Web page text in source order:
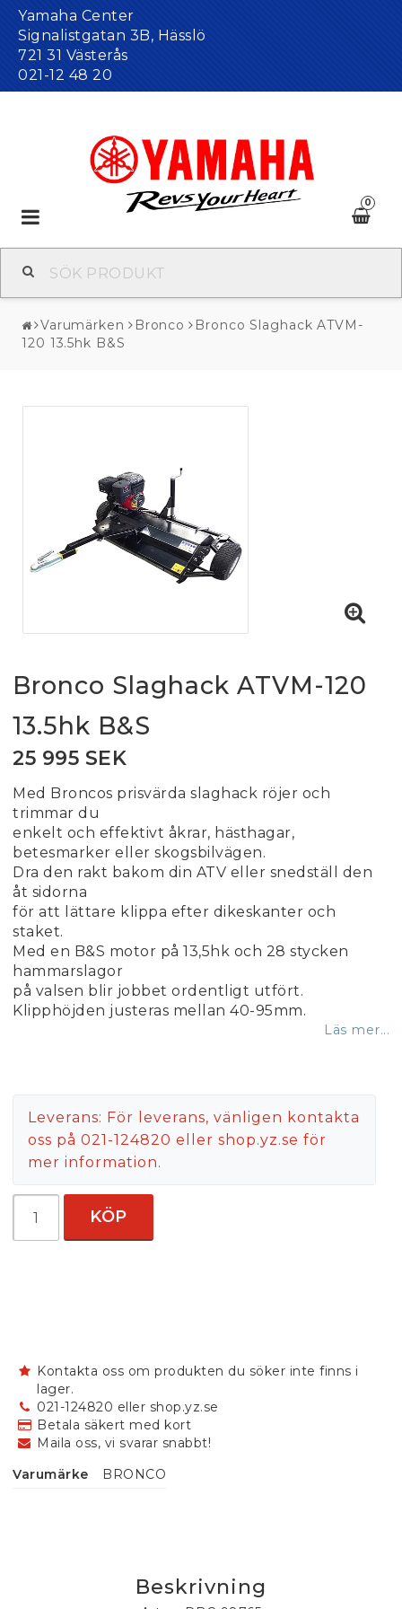
Yamaha Center
Signalistgatan 3B, Hässlö
721 31 Västerås
021-12 48 20
0
Toggle
navigation
Varumärken Bronco
Bronco Slaghack ATVM-
120 13.5hk B&S
Bronco Slaghack ATVM-120
13.5hk B&S
25 995 SEK
Med Broncos prisvärda slaghack röjer och
trimmar du
enkelt och effektivt åkrar, hästhagar,
betesmarker eller skogsbilvägen.
Dra den rakt bakom din ATV eller snedställ den
åt sidorna
för att lättare klippa efter dikeskanter och
staket.
Med en B&S motor på 13,5hk och 28 stycken
hammarslagor
på valsen blir jobbet ordentligt utfört.
Klipphöjden justeras mellan 40-95mm.
Läs mer...
Leverans: För leverans, vänligen kontakta
oss på 021-124820 eller shop.yz.se för
mer information.
KÖP
Kontakta oss om produkten du söker inte finns i
lager.
021-124820 eller shop.yz.se
Betala säkert med kort
Maila oss, vi svarar snabbt!
Varumärke
BRONCO
Beskrivning